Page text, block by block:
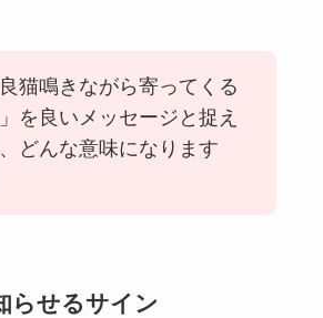
良猫鳴きながら寄ってくる
を良いメッセージと捉え
どんな意味になります
らせるサイン